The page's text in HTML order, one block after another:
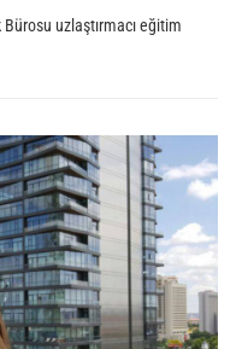
uzlaştırmacı eğitim